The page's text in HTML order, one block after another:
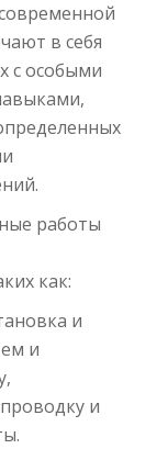
в себя
с особыми
работы
как:
и
и
и